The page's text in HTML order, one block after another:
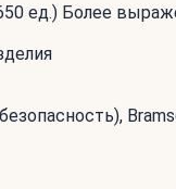
ед.) Более